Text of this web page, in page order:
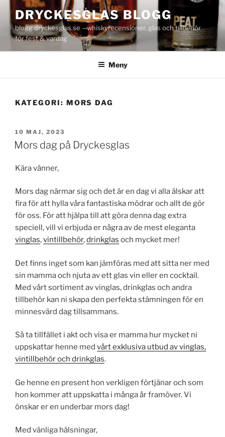
innehåll
DRYCKESGLAS BLOGG
blogg.dryckesglas.se – whiskyrecensioner, glas och tillbehör
för fest & vardag
Meny
KATEGORI: MORS DAG
PUBLICERAT
10 MAJ, 2023
Mors dag på Dryckesglas
Kära vänner,
Mors dag närmar sig och det är en dag vi alla älskar att
fira för att hylla våra fantastiska mödrar och allt de gör
för oss. För att hjälpa till att göra denna dag extra
speciell, vill vi erbjuda er några av de mest eleganta
vinglas,vintillbehör,drinkglas och mycket mer!
Det finns inget som kan jämföras med att sitta ner med
sin mamma och njuta av ett glas vin eller en cocktail.
Med vårt sortiment av vinglas, drinkglas och andra
tillbehör kan ni skapa den perfekta stämningen för en
minnesvärd dag tillsammans.
Så ta tillfället i akt och visa er mamma hur mycket ni
uppskattar henne med vårt exklusiva utbud av vinglas,
vintillbehör och drinkglas.
Ge henne en present hon verkligen förtjänar och som
hon kommer att uppskatta i många år framöver. Vi
önskar er en underbar mors dag!
Med vänliga hälsningar,